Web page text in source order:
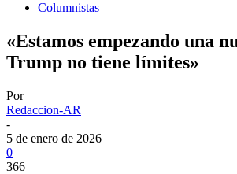
Columnistas
«Estamos empezando una
Trump no tiene límites»
Por
Redaccion-AR
-
5 de enero de 2026
0
366